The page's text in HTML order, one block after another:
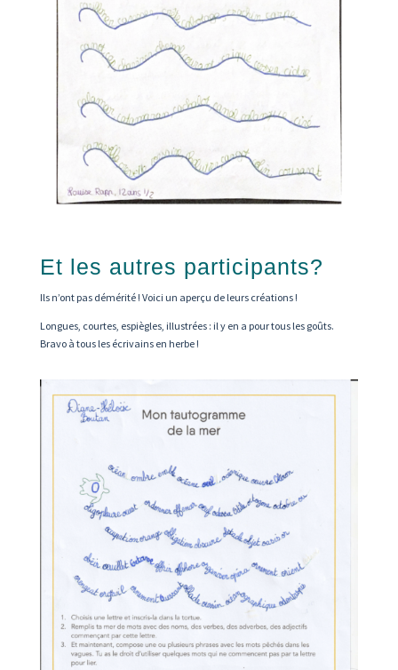
Et les autres participants?
Ils n’ont pas démérité ! Voici un aperçu de leurs créations !
Longues, courtes, espiègles, illustrées : il y en a pour tous les goûts.
Bravo à tous les écrivains en herbe !